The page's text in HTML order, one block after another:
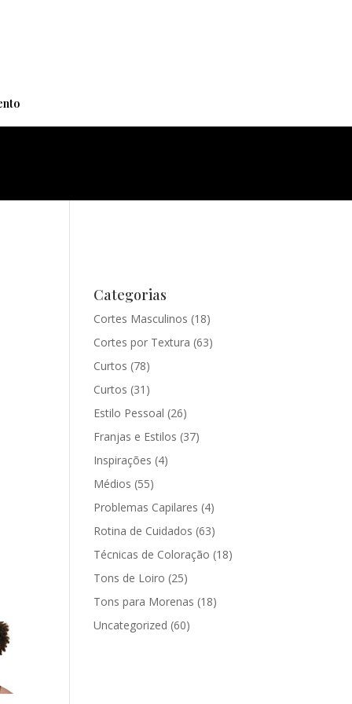
Categorias
Cortes Masculinos (18)
Cortes por Textura (63)
Curtos (78)
Curtos (31)
Estilo Pessoal (26)
Franjas e Estilos (37)
Inspirações (4)
Médios (55)
Problemas Capilares (4)
Rotina de Cuidados (63)
Técnicas de Coloração (18)
Tons de Loiro (25)
Tons para Morenas (18)
Uncategorized (60)